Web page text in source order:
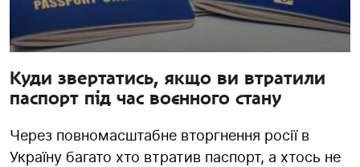
Куди звертатись, якщо ви втратили
паспорт під час воєнного стану
Через повномасштабне вторгнення росії в
Україну багато хто втратив паспорт, а хтось не